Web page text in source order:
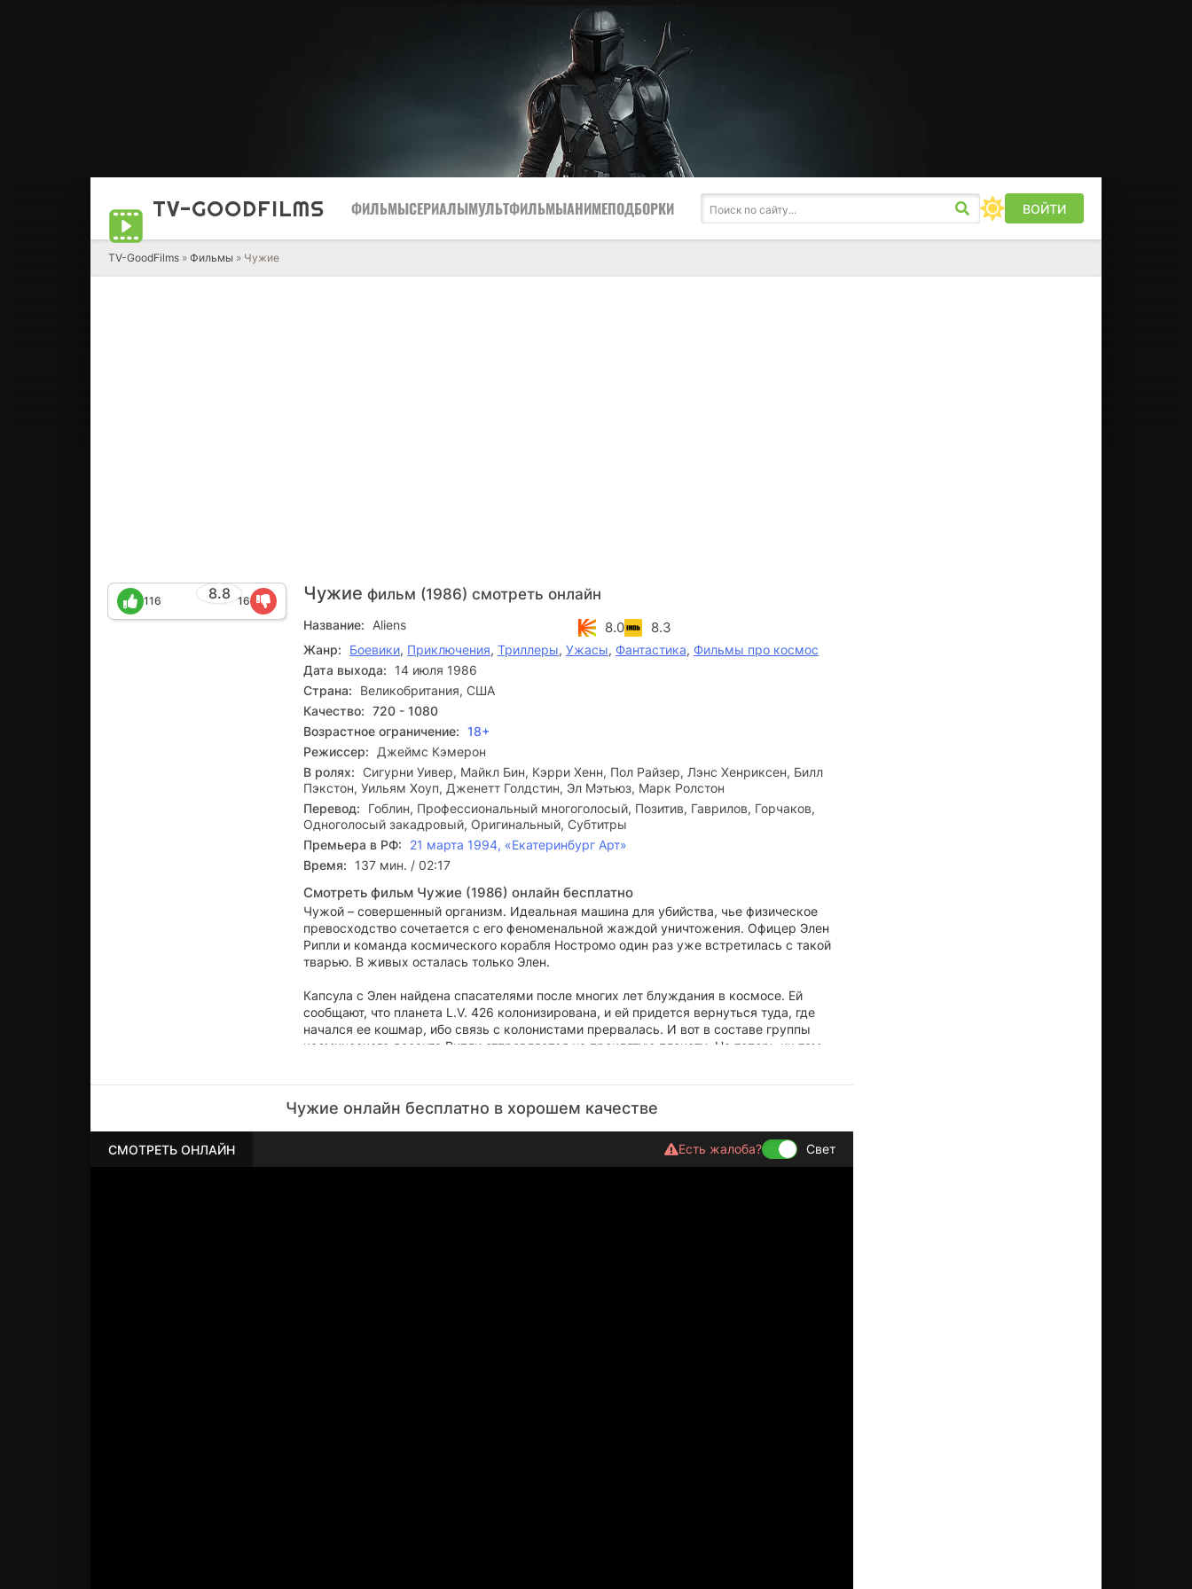
TV-GOODFILMS ФИЛЬМЫСЕРИАЛЫМУЛЬТФИЛЬМЫАНИМЕПОДБОРКИ ВОЙТИ
TV-GoodFilms » Фильмы » Чужие
Чужие фильм (1986) смотреть онлайн
8.8
116 16
Название: Aliens 8.0 8.3
Жанр: Боевики, Приключения, Триллеры, Ужасы, Фантастика, Фильмы про космос
Дата выхода:
14 июля 1986
Страна:
Великобритания, США
Качество: 720 - 1080
Возрастное ограничение: 18+
Режиссер:
Джеймс Кэмерон
В ролях: Сигурни Уивер, Майкл Бин, Кэрри Хенн, Пол Райзер, Лэнс Хенриксен, Билл
Пэкстон, Уильям Хоуп, Дженетт Голдстин, Эл Мэтьюз, Марк Ролстон
Перевод:
Гоблин, Профессиональный многоголосый, Позитив, Гаврилов, Горчаков,
Одноголосый закадровый, Оригинальный, Субтитры
Премьера в РФ:
21 марта 1994, «Екатеринбург Арт»
Время:
137 мин. / 02:17
Смотреть фильм Чужие (1986) онлайн бесплатно
Чужой – совершенный организм. Идеальная машина для убийства, чье физическое
превосходство сочетается с его феноменальной жаждой уничтожения. Офицер Элен
Рипли и команда космического корабля Ностромо один раз уже встретилась с такой
тварью. В живых осталась только Элен.
Капсула с Элен найдена спасателями после многих лет блуждания в космосе. Ей
сообщают, что планета L.V. 426 колонизирована, и ей придется вернуться туда, где
начался ее кошмар, ибо связь с колонистами прервалась. И вот в составе группы
космического десанта Рипли отправляется на проклятую планету. Но теперь их там
Чужие онлайн бесплатно в хорошем качестве
СМОТРЕТЬ ОНЛАЙН Есть жалоба? Свет